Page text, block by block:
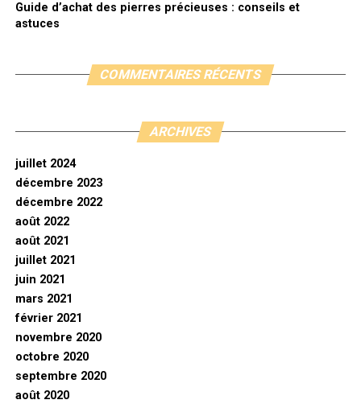
Guide d’achat des pierres précieuses : conseils et
astuces
COMMENTAIRES RÉCENTS
ARCHIVES
juillet 2024
décembre 2023
décembre 2022
août 2022
août 2021
juillet 2021
juin 2021
mars 2021
février 2021
novembre 2020
octobre 2020
septembre 2020
août 2020